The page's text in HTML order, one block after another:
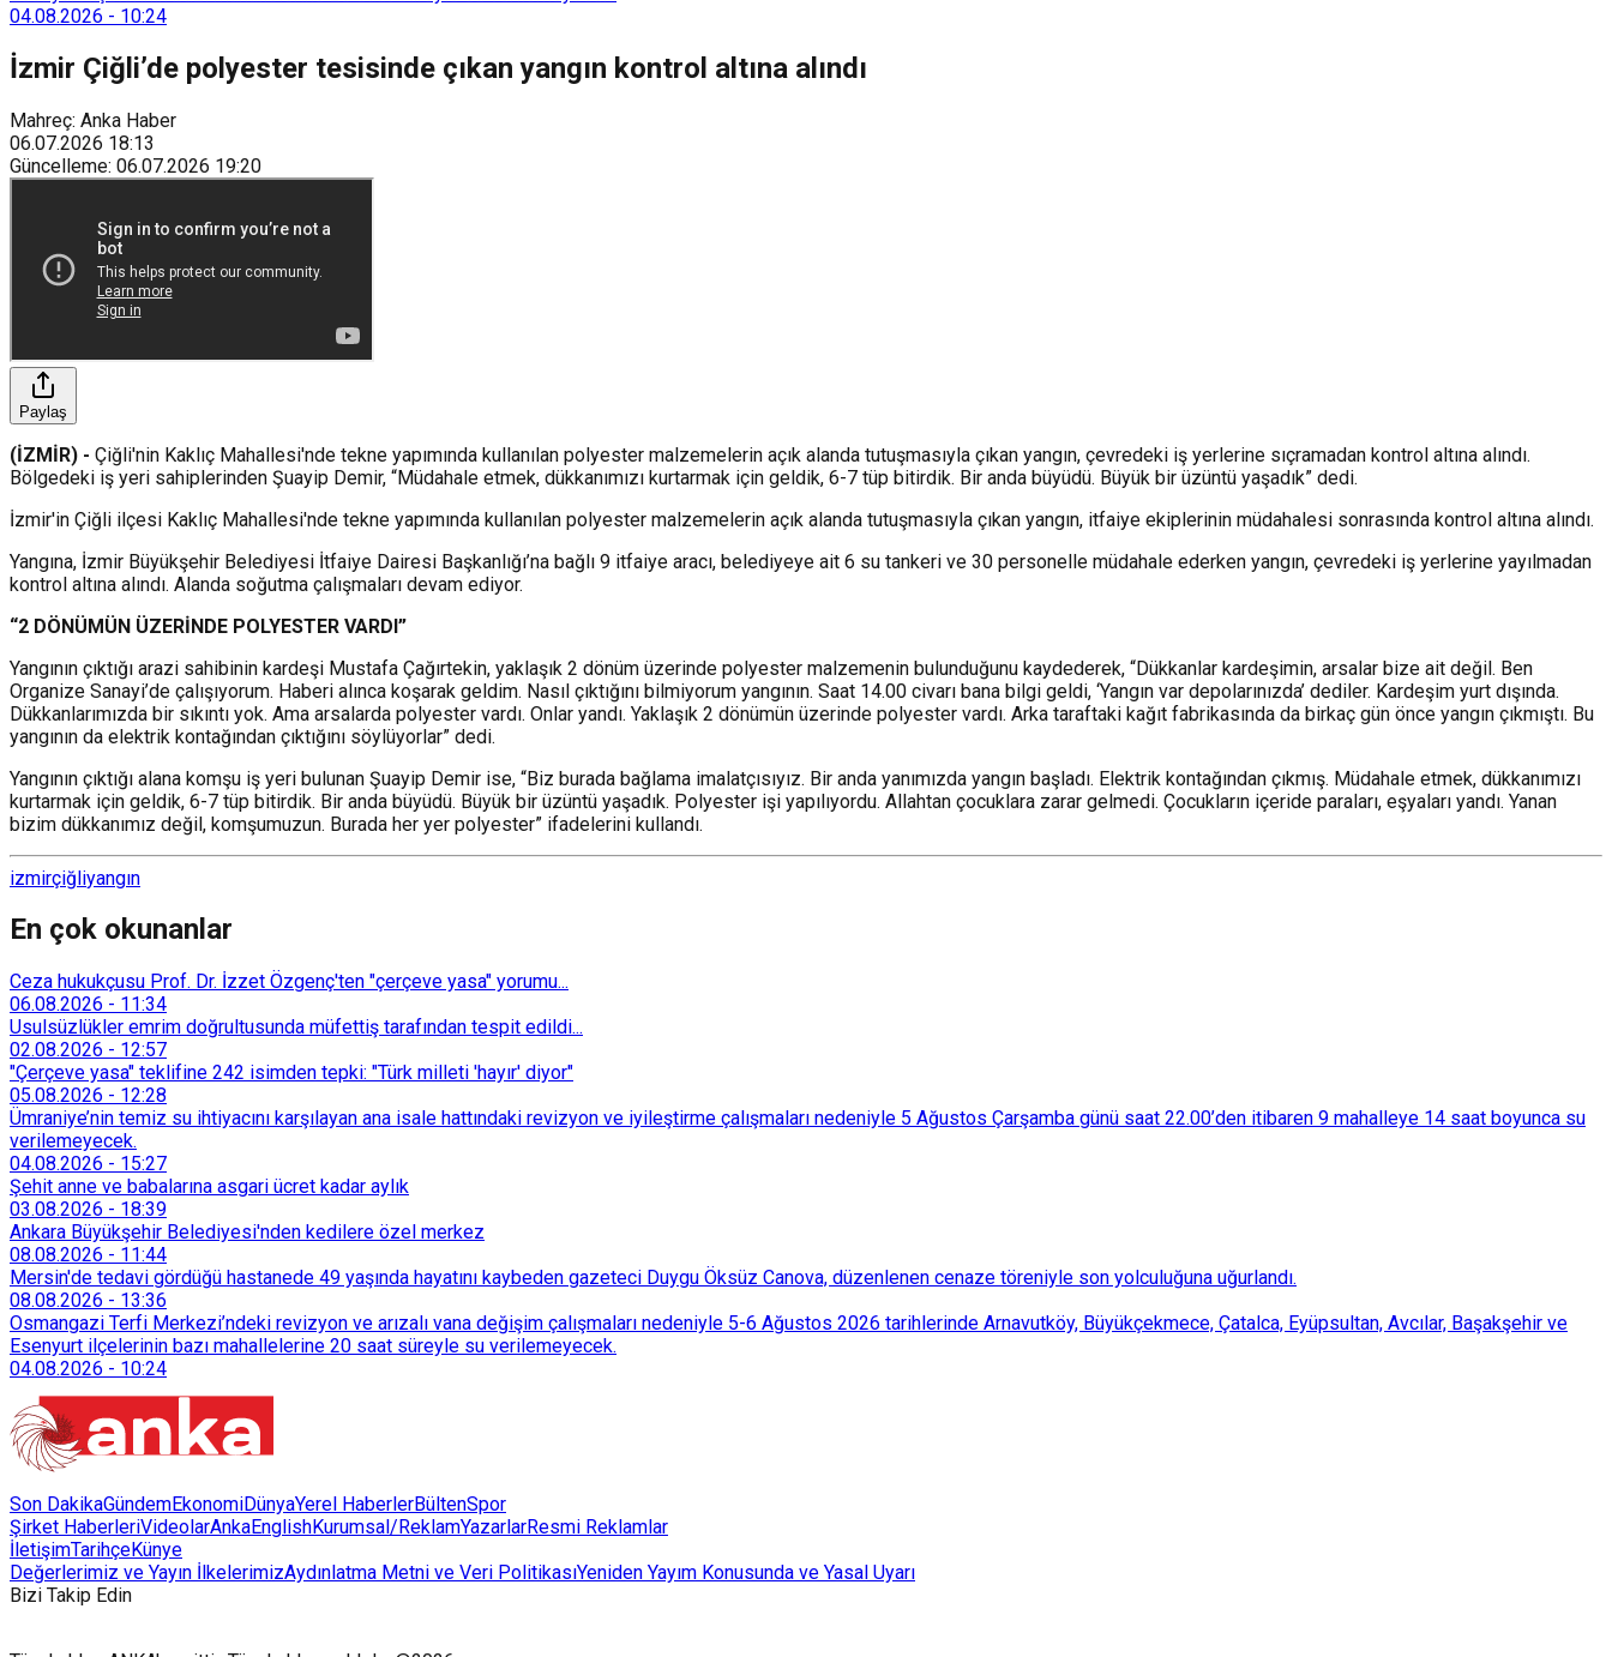
04.08.2026 - 10:24
İzmir Çiğli’de polyester tesisinde çıkan yangın kontrol altına alındı
Mahreç: Anka Haber
06.07.2026 18:13
Güncelleme: 06.07.2026 19:20
Paylaş
(İZMİR) - Çiğli'nin Kaklıç Mahallesi'nde tekne yapımında kullanılan polyester malzemelerin açık alanda tutuşmasıyla çıkan yangın, çevredeki iş yerlerine sıçramadan kontrol altına alındı.
Bölgedeki iş yeri sahiplerinden Şuayip Demir, “Müdahale etmek, dükkanımızı kurtarmak için geldik, 6-7 tüp bitirdik. Bir anda büyüdü. Büyük bir üzüntü yaşadık” dedi.
İzmir'in Çiğli ilçesi Kaklıç Mahallesi'nde tekne yapımında kullanılan polyester malzemelerin açık alanda tutuşmasıyla çıkan yangın, itfaiye ekiplerinin müdahalesi sonrasında kontrol altına alındı.
Yangına, İzmir Büyükşehir Belediyesi İtfaiye Dairesi Başkanlığı’na bağlı 9 itfaiye aracı, belediyeye ait 6 su tankeri ve 30 personelle müdahale ederken yangın, çevredeki iş yerlerine yayılmadan
kontrol altına alındı. Alanda soğutma çalışmaları devam ediyor.
“2 DÖNÜMÜN ÜZERİNDE POLYESTER VARDI”
Yangının çıktığı arazi sahibinin kardeşi Mustafa Çağırtekin, yaklaşık 2 dönüm üzerinde polyester malzemenin bulunduğunu kaydederek, “Dükkanlar kardeşimin, arsalar bize ait değil. Ben
Organize Sanayi’de çalışıyorum. Haberi alınca koşarak geldim. Nasıl çıktığını bilmiyorum yangının. Saat 14.00 civarı bana bilgi geldi, ‘Yangın var depolarınızda’ dediler. Kardeşim yurt dışında.
Dükkanlarımızda bir sıkıntı yok. Ama arsalarda polyester vardı. Onlar yandı. Yaklaşık 2 dönümün üzerinde polyester vardı. Arka taraftaki kağıt fabrikasında da birkaç gün önce yangın çıkmıştı. Bu
yangının da elektrik kontağından çıktığını söylüyorlar” dedi.
Yangının çıktığı alana komşu iş yeri bulunan Şuayip Demir ise, “Biz burada bağlama imalatçısıyız. Bir anda yanımızda yangın başladı. Elektrik kontağından çıkmış. Müdahale etmek, dükkanımızı
kurtarmak için geldik, 6-7 tüp bitirdik. Bir anda büyüdü. Büyük bir üzüntü yaşadık. Polyester işi yapılıyordu. Allahtan çocuklara zarar gelmedi. Çocukların içeride paraları, eşyaları yandı. Yanan
bizim dükkanımız değil, komşumuzun. Burada her yer polyester” ifadelerini kullandı.
izmirçiğliyangın
En çok okunanlar
Ceza hukukçusu Prof. Dr. İzzet Özgenç'ten "çerçeve yasa" yorumu...
06.08.2026 - 11:34
Usulsüzlükler emrim doğrultusunda müfettiş tarafından tespit edildi...
02.08.2026 - 12:57
"Çerçeve yasa" teklifine 242 isimden tepki: "Türk milleti 'hayır' diyor"
05.08.2026 - 12:28
Ümraniye’nin temiz su ihtiyacını karşılayan ana isale hattındaki revizyon ve iyileştirme çalışmaları nedeniyle 5 Ağustos Çarşamba günü saat 22.00’den itibaren 9 mahalleye 14 saat boyunca su
verilemeyecek.
04.08.2026 - 15:27
Şehit anne ve babalarına asgari ücret kadar aylık
03.08.2026 - 18:39
Ankara Büyükşehir Belediyesi'nden kedilere özel merkez
08.08.2026 - 11:44
Mersin'de tedavi gördüğü hastanede 49 yaşında hayatını kaybeden gazeteci Duygu Öksüz Canova, düzenlenen cenaze töreniyle son yolculuğuna uğurlandı.
08.08.2026 - 13:36
Osmangazi Terfi Merkezi’ndeki revizyon ve arızalı vana değişim çalışmaları nedeniyle 5-6 Ağustos 2026 tarihlerinde Arnavutköy, Büyükçekmece, Çatalca, Eyüpsultan, Avcılar, Başakşehir ve
Esenyurt ilçelerinin bazı mahallelerine 20 saat süreyle su verilemeyecek.
04.08.2026 - 10:24
Son DakikaGündemEkonomiDünyaYerel HaberlerBültenSpor
Şirket HaberleriVideolarAnkaEnglishKurumsal/ReklamYazarlarResmi Reklamlar
İletişimTarihçeKünye
Değerlerimiz ve Yayın İlkelerimizAydınlatma Metni ve Veri PolitikasıYeniden Yayım Konusunda ve Yasal Uyarı
Bizi Takip Edin